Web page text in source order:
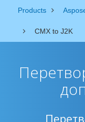
Products
CMX to J2K